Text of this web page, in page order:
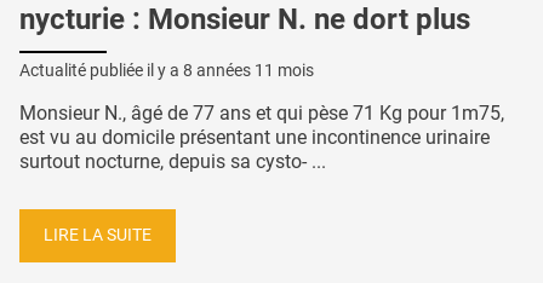
nycturie : Monsieur N. ne dort plus
Actualité publiée il y a 8 années 11 mois
Monsieur N., âgé de 77 ans et qui pèse 71 Kg pour 1m75,
est vu au domicile présentant une incontinence urinaire
surtout nocturne, depuis sa cysto- ...
LIRE LA SUITE